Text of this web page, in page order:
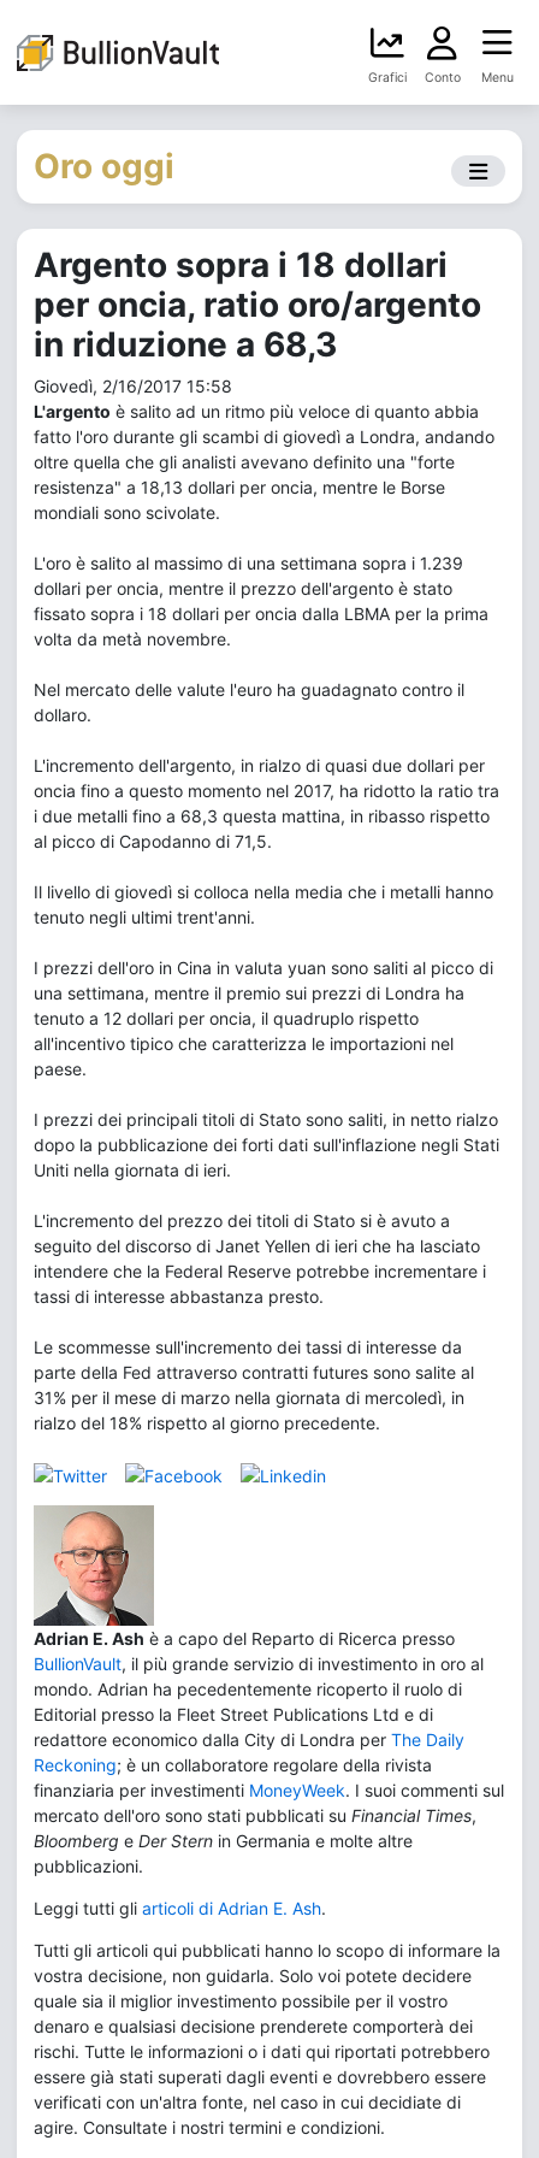
Grafici Conto Menu
Oro oggi
Argento sopra i 18 dollari
per oncia, ratio oro/argento
in riduzione a 68,3
Giovedì, 2/16/2017 15:58
L'argento è salito ad un ritmo più veloce di quanto abbia
fatto l'oro durante gli scambi di giovedì a Londra, andando
oltre quella che gli analisti avevano definito una "forte
resistenza" a 18,13 dollari per oncia, mentre le Borse
mondiali sono scivolate.
L'oro è salito al massimo di una settimana sopra i 1.239
dollari per oncia, mentre il prezzo dell'argento è stato
fissato sopra i 18 dollari per oncia dalla LBMA per la prima
volta da metà novembre.
Nel mercato delle valute l'euro ha guadagnato contro il
dollaro.
L'incremento dell'argento, in rialzo di quasi due dollari per
oncia fino a questo momento nel 2017, ha ridotto la ratio tra
i due metalli fino a 68,3 questa mattina, in ribasso rispetto
al picco di Capodanno di 71,5.
Il livello di giovedì si colloca nella media che i metalli hanno
tenuto negli ultimi trent'anni.
I prezzi dell'oro in Cina in valuta yuan sono saliti al picco di
una settimana, mentre il premio sui prezzi di Londra ha
tenuto a 12 dollari per oncia, il quadruplo rispetto
all'incentivo tipico che caratterizza le importazioni nel
paese.
I prezzi dei principali titoli di Stato sono saliti, in netto rialzo
dopo la pubblicazione dei forti dati sull'inflazione negli Stati
Uniti nella giornata di ieri.
L'incremento del prezzo dei titoli di Stato si è avuto a
seguito del discorso di Janet Yellen di ieri che ha lasciato
intendere che la Federal Reserve potrebbe incrementare i
tassi di interesse abbastanza presto.
Le scommesse sull'incremento dei tassi di interesse da
parte della Fed attraverso contratti futures sono salite al
31% per il mese di marzo nella giornata di mercoledì, in
rialzo del 18% rispetto al giorno precedente.
Adrian E. Ash è a capo del Reparto di Ricerca presso
BullionVault, il più grande servizio di investimento in oro al
mondo. Adrian ha pecedentemente ricoperto il ruolo di
Editorial presso la Fleet Street Publications Ltd e di
redattore economico dalla City di Londra per The Daily
Reckoning; è un collaboratore regolare della rivista
finanziaria per investimenti MoneyWeek. I suoi commenti sul
mercato dell'oro sono stati pubblicati su Financial Times,
Bloomberg e Der Stern in Germania e molte altre
pubblicazioni.
Leggi tutti gli articoli di Adrian E. Ash.
Tutti gli articoli qui pubblicati hanno lo scopo di informare la
vostra decisione, non guidarla. Solo voi potete decidere
quale sia il miglior investimento possibile per il vostro
denaro e qualsiasi decisione prenderete comporterà dei
rischi. Tutte le informazioni o i dati qui riportati potrebbero
essere già stati superati dagli eventi e dovrebbero essere
verificati con un'altra fonte, nel caso in cui decidiate di
agire. Consultate i nostri termini e condizioni.